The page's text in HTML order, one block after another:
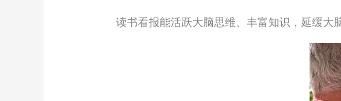
读书看报能活跃大脑思维、丰富知识，延缓大